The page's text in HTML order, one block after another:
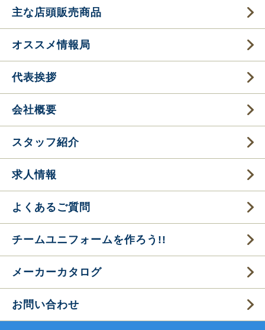
主な店頭販売商品
オススメ情報局
代表挨拶
会社概要
スタッフ紹介
求人情報
よくあるご質問
チームユニフォームを作ろう!!
メーカーカタログ
お問い合わせ